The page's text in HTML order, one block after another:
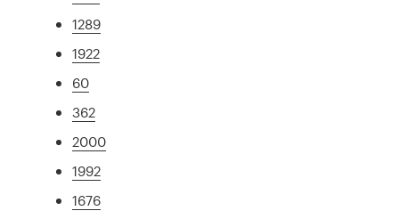
1289
1922
60
362
2000
1992
1676